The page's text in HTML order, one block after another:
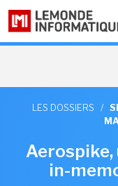
LES DOSSIERS /
Aerospike,
in-